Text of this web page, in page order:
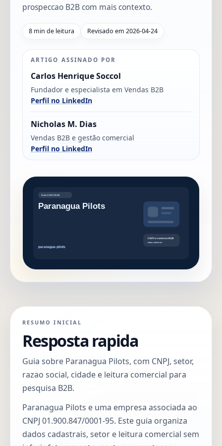
prospeccao B2B com mais contexto.
8 min de leitura Revisado em 2026-04-24
ARTIGO ASSINADO POR
Carlos Henrique Soccol
Fundador e especialista em Vendas B2B
Perfil no LinkedIn
Nicholas M. Dias
Vendas B2B e gestão comercial
Perfil no LinkedIn
RESUMO INICIAL
Resposta rapida
Guia sobre Paranagua Pilots, com CNPJ, setor,
razao social, cidade e leitura comercial para
pesquisa B2B.
Paranagua Pilots e uma empresa associada ao
CNPJ 01.900.847/0001-95. Este guia organiza
dados cadastrais, setor e leitura comercial sem